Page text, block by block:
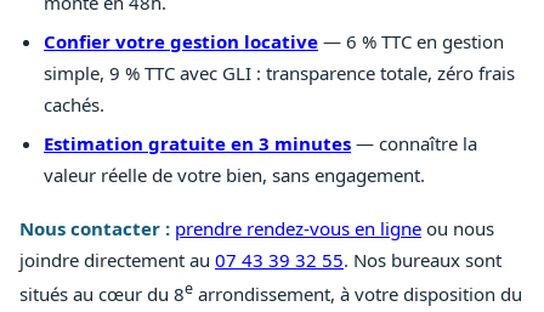
Confier votre gestion locative — 6 % TTC en gestion
simple, 9 % TTC avec GLI : transparence totale, zéro frais
cachés.
Estimation gratuite en 3 minutes — connaître la
valeur réelle de votre bien, sans engagement.
Nous contacter : prendre rendez-vous en ligne ou nous
joindre directement au 07 43 39 32 55. Nos bureaux sont
situés au cœur du 8e arrondissement, à votre disposition du